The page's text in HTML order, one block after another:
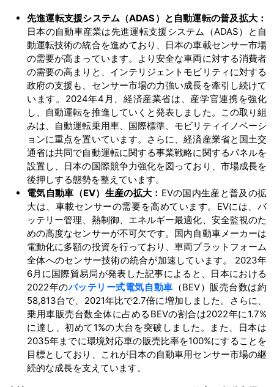
先進運転支援システム（ADAS）と自動運転の普及拡大：
日本の自動車産業は先進運転支援システム（ADAS）と自
動運転技術の統合を進めており、日本の車載センサー市場
の需要が高まっています。より安全な車両に対する消費者
の需要の高まりと、インテリジェントモビリティに対する
政府の支援も、センサー市場の力強い成長を牽引し続けて
います。2024年4月、経済産業省は、産学官連携を強化
し、自動運転を推進していくと発表しました。この取り組
みは、自動運転乗用車、国際標準、モビリティイノベーシ
ョンに重点を置いています。さらに、経済産業省と国土交
通省は共同で自動運転に関する事業戦略に関するパネルを
設置し、日本の国際競争力強化を図っており、市場成長を
後押しする態勢を整えています。
電気自動車（EV）生産の拡大： EVの国内生産と普及の拡
大は、車載センサーの需要を高めています。EVには、バ
ッテリー管理、熱制御、エネルギー最適化、安全監視のた
めの高度なセンサーが不可欠です。国内自動車メーカーは
電動化に多額の投資を行っており、車両プラットフォーム
全体へのセンサー技術の統合が加速しています。 2023年
6月に国際貿易局が発表した記事によると、日本における
2022年のバッテリー式電気自動車 （BEV）販売台数は約
58,813台で、2021年比で2.7倍に増加しました。さらに、
乗用車販売台数全体に占めるBEVの割合は2022年に1.7%
に達し、初めて1%の大台を突破しました。また、日本は
2035年までに環境対応車の販売比率を100%にすることを
目標としており、これが日本の自動車用センサー市場の継
続的な成長を支えています。